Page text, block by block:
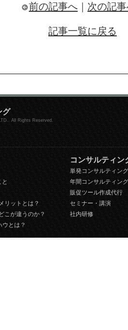
前の記事へ 次の記
記事一覧に戻る
グ
All Rights Reserved.
リットとは？
こが違うのか？
とは？
コンサルティン
単発コンサルティング
年間コンサルティング
販促ツール作成代行
セミナー・講演
社内研修